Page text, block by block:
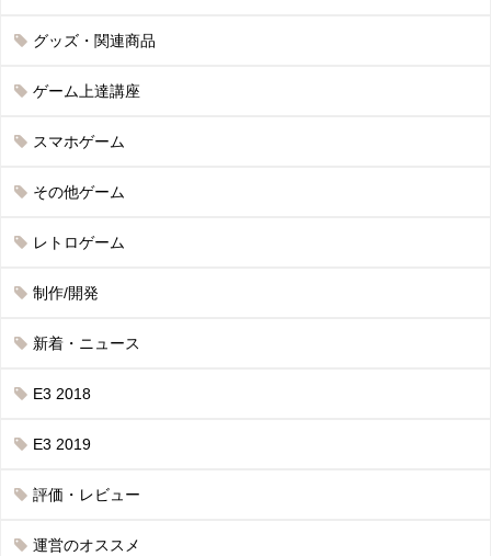
グッズ・関連商品
ゲーム上達講座
スマホゲーム
その他ゲーム
レトロゲーム
制作/開発
新着・ニュース
E3 2018
E3 2019
評価・レビュー
運営のオススメ